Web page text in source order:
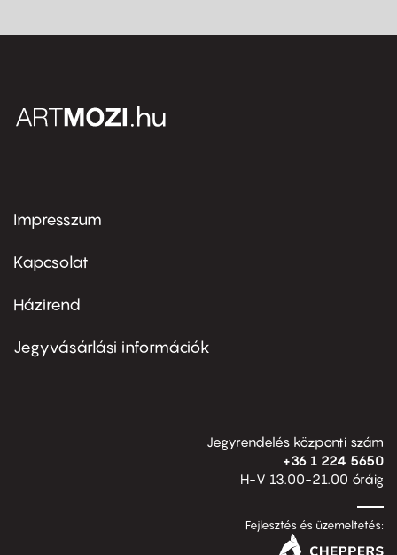
Footer
first
Impresszum
Kapcsolat
Footer
second
Házirend
Jegyvásárlási információk
Jegyrendelés központi szám
+36 1 224 5650
H-V 13.00-21.00 óráig
Fejlesztés és üzemeltetés: